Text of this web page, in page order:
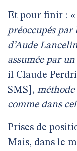
Et pour finir :
préoccupés
d’Aude
assumée par
il Claude
SMS] , méthode
comme dans
Prises de
Mais, dans le